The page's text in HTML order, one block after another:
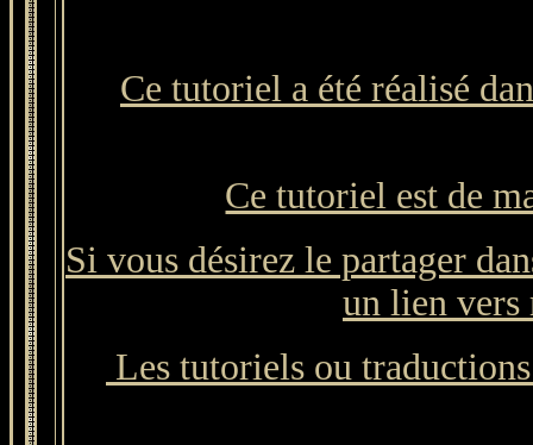
Ce tutoriel a été réalisé
Ce tutoriel est de
Si vous désirez le partager
un lien vers
Les tutoriels ou